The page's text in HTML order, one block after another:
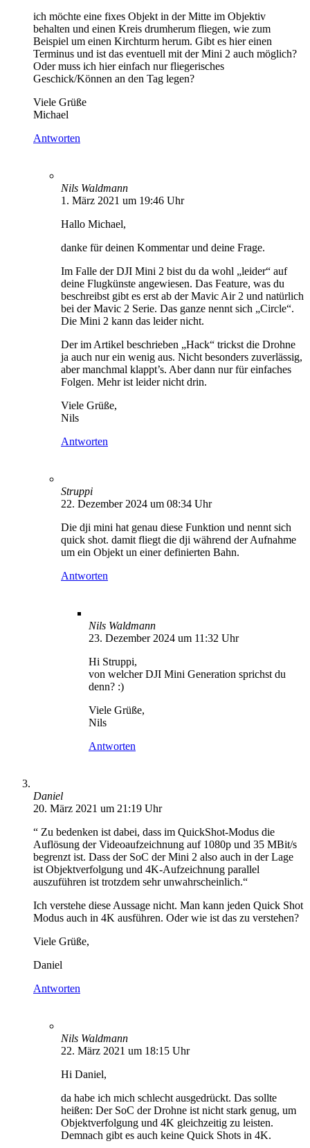
ich möchte eine fixes Objekt in der Mitte im Objektiv
behalten und einen Kreis drumherum fliegen, wie zum
Beispiel um einen Kirchturm herum. Gibt es hier einen
Terminus und ist das eventuell mit der Mini 2 auch möglich?
Oder muss ich hier einfach nur fliegerisches
Geschick/Können an den Tag legen?
Viele Grüße
Michael
Antworten
Nils Waldmann
1. März 2021 um 19:46 Uhr
Hallo Michael,
danke für deinen Kommentar und deine Frage.
Im Falle der DJI Mini 2 bist du da wohl „leider“ auf
deine Flugkünste angewiesen. Das Feature, was du
beschreibst gibt es erst ab der Mavic Air 2 und natürlich
bei der Mavic 2 Serie. Das ganze nennt sich „Circle“.
Die Mini 2 kann das leider nicht.
Der im Artikel beschrieben „Hack“ trickst die Drohne
ja auch nur ein wenig aus. Nicht besonders zuverlässig,
aber manchmal klappt’s. Aber dann nur für einfaches
Folgen. Mehr ist leider nicht drin.
Viele Grüße,
Nils
Antworten
Struppi
22. Dezember 2024 um 08:34 Uhr
Die dji mini hat genau diese Funktion und nennt sich
quick shot. damit fliegt die dji während der Aufnahme
um ein Objekt un einer definierten Bahn.
Antworten
Nils Waldmann
23. Dezember 2024 um 11:32 Uhr
Hi Struppi,
von welcher DJI Mini Generation sprichst du
denn? :)
Viele Grüße,
Nils
Antworten
Daniel
20. März 2021 um 21:19 Uhr
“ Zu bedenken ist dabei, dass im QuickShot-Modus die
Auflösung der Videoaufzeichnung auf 1080p und 35 MBit/s
begrenzt ist. Dass der SoC der Mini 2 also auch in der Lage
ist Objektverfolgung und 4K-Aufzeichnung parallel
auszuführen ist trotzdem sehr unwahrscheinlich.“
Ich verstehe diese Aussage nicht. Man kann jeden Quick Shot
Modus auch in 4K ausführen. Oder wie ist das zu verstehen?
Viele Grüße,
Daniel
Antworten
Nils Waldmann
22. März 2021 um 18:15 Uhr
Hi Daniel,
da habe ich mich schlecht ausgedrückt. Das sollte
heißen: Der SoC der Drohne ist nicht stark genug, um
Objektverfolgung und 4K gleichzeitig zu leisten.
Demnach gibt es auch keine Quick Shots in 4K.